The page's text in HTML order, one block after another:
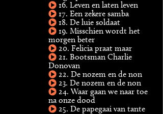
16. Leven en laten leven
17. Een zekere samba
18. De luie soldaat
19. Misschien wordt het
morgen beter
20. Felicia praat maar
21. Bootsman Charlie
Donovan
22. De nozem en de non
23. De nozem en de non
24. Waar gaan we naar toe
na onze dood
25. De papegaai van tante